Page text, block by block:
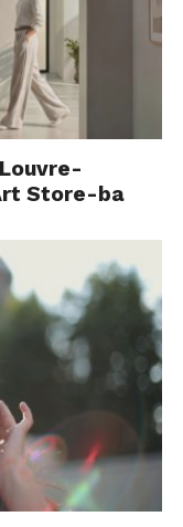
Store-ba